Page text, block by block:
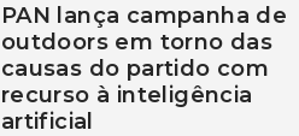
PAN lança campanha de
outdoors em torno das
causas do partido com
recurso à inteligência
artificial